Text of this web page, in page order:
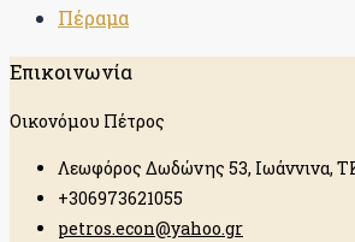
Πέραμα
Επικοινωνία
Οικονόμου Πέτρος
Λεωφόρος Δωδώνης 53, Ιωάννινα,
+306973621055
petros.econ@yahoo.gr